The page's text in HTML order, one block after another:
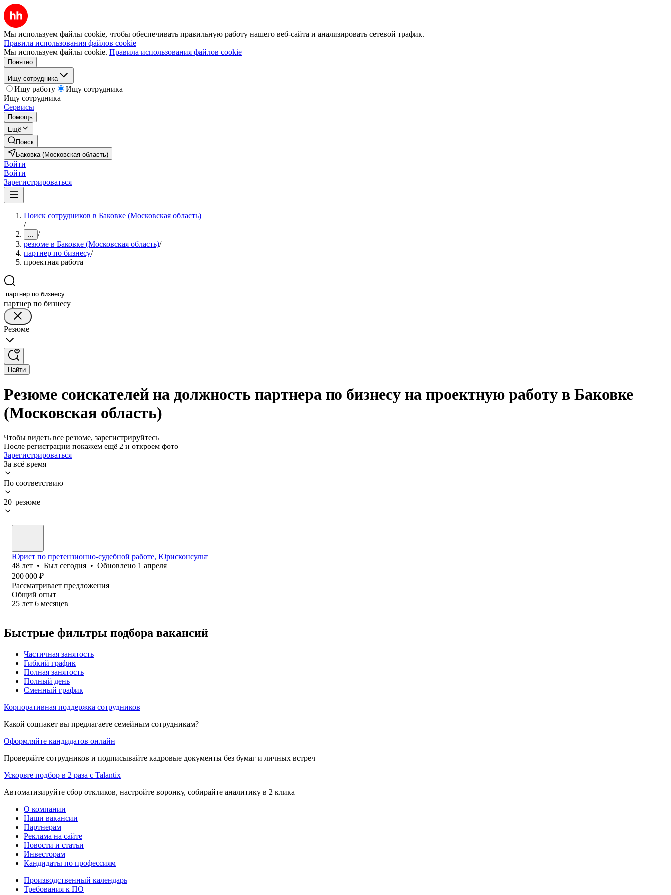
Мы используем файлы cookie, чтобы обеспечивать правильную работу нашего веб-сайта и анализировать сетевой трафик.
Правила использования файлов cookie
Мы используем файлы cookie. Правила использования файлов cookie
Понятно
Ищу сотрудника
Ищу работу
Ищу сотрудника
Ищу сотрудника
Сервисы
Помощь
Ещё
Поиск
Баковка (Московская область)
Войти
Войти
Зарегистрироваться
Поиск сотрудников в Баковке (Московская область)
/
... /
резюме в Баковке (Московская область)/
партнер по бизнесу/
проектная работа
партнер по бизнесу
Резюме
Найти
Резюме соискателей на должность партнера по бизнесу на проектную работу в Баковке
(Московская область)
Чтобы видеть все резюме, зарегистрируйтесь
После регистрации покажем ещё 2 и откроем фото
Зарегистрироваться
За всё время
По соответствию
20 резюме
Юрист по претензионно-судебной работе, Юрисконсульт
48 лет • Был сегодня • Обновлено 1 апреля
200 000 ₽
Рассматривает предложения
Общий опыт
25 лет 6 месяцев
Быстрые фильтры подбора вакансий
Частичная занятость
Гибкий график
Полная занятость
Полный день
Сменный график
Корпоративная поддержка сотрудников
Какой соцпакет вы предлагаете семейным сотрудникам?
Оформляйте кандидатов онлайн
Проверяйте сотрудников и подписывайте кадровые документы без бумаг и личных встреч
Ускорьте подбор в 2 раза с Talantix
Автоматизируйте сбор откликов, настройте воронку, собирайте аналитику в 2 клика
О компании
Наши вакансии
Партнерам
Реклама на сайте
Новости и статьи
Инвесторам
Кандидаты по профессиям
Производственный календарь
Требования к ПО